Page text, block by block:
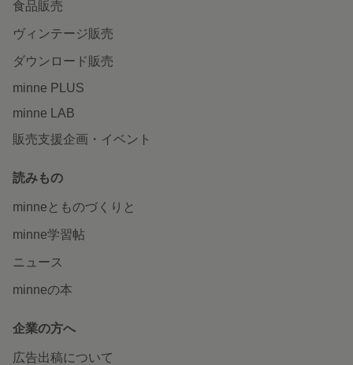
食品販売
ヴィンテージ販売
ダウンロード販売
minne PLUS
minne LAB
販売支援企画・イベント
読みもの
minneとものづくりと
minne学習帖
ニュース
minneの本
企業の方へ
広告出稿について